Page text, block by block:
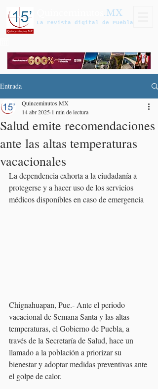
.MX
La revista digital de Puebla
Entrada
Salud emite recomendaciones
ante las altas temperaturas
vacacionales
Quinceminutos.MX
14 abr 2025 1 min de lectura
La dependencia exhorta a la ciudadanía a
protegerse y a hacer uso de los servicios
médicos disponibles en caso de emergencia
Chignahuapan, Pue.- Ante el periodo
vacacional de Semana Santa y las altas
temperaturas, el Gobierno de Puebla, a
través de la Secretaría de Salud, hace un
llamado a la población a priorizar su
bienestar y adoptar medidas preventivas ante
el golpe de calor.